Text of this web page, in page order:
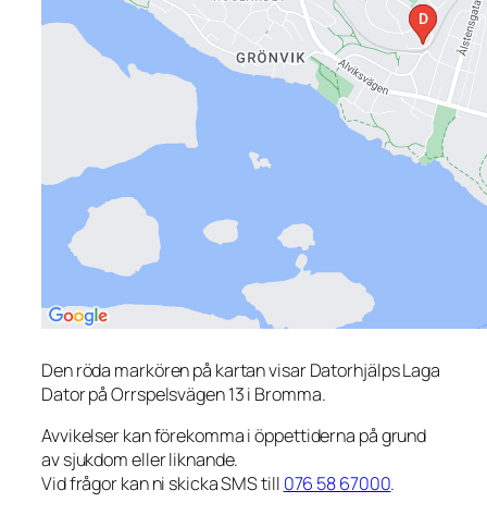
Den röda markören på kartan visar Datorhjälps Laga
Dator på Orrspelsvägen 13 i Bromma.
Avvikelser kan förekomma i öppettiderna på grund
av sjukdom eller liknande.
Vid frågor kan ni skicka SMS till 076 58 67000.